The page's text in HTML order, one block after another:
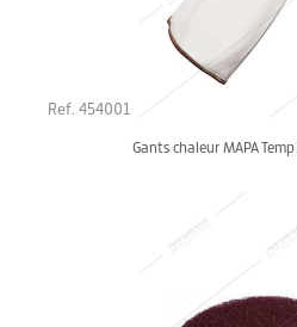
Ref. 454001
Gants chaleur MAPA